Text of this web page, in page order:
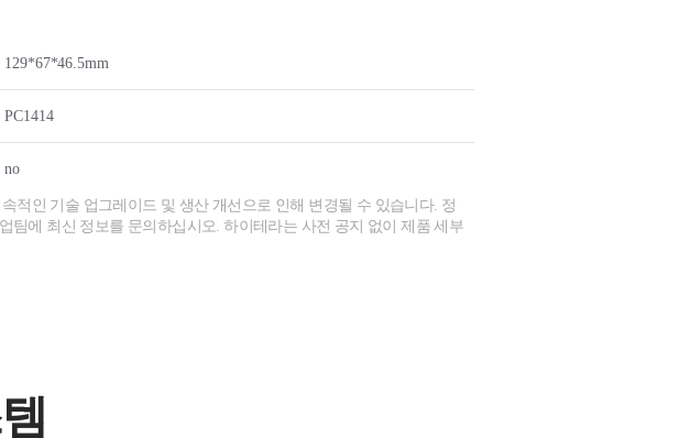
129*67*46.5mm
PC1414
no
적인 기술 업그레이드 및 생산 개선으로 인해 변경될 수 있습니다. 정
팀에 최신 정보를 문의하십시오. 하이테라는 사전 공지 없이 제품 세부